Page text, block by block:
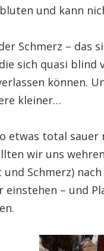
und kann
Schmerz – das
sich quasi
können.
kleiner…
etwas total
wir uns
und Schmerz)
einstehen – und